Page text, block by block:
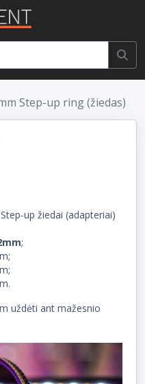
Step-up ring (žiedas)
up žiedai (adapteriai)
;
uždėti ant mažesnio